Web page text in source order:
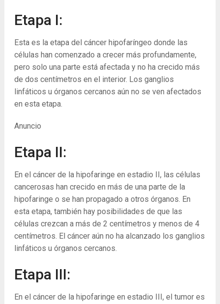
Etapa I:
Esta es la etapa del cáncer hipofaríngeo donde las
células han comenzado a crecer más profundamente,
pero solo una parte está afectada y no ha crecido más
de dos centímetros en el interior. Los ganglios
linfáticos u órganos cercanos aún no se ven afectados
en esta etapa.
Anuncio
Etapa II:
En el cáncer de la hipofaringe en estadio II, las células
cancerosas han crecido en más de una parte de la
hipofaringe o se han propagado a otros órganos. En
esta etapa, también hay posibilidades de que las
células crezcan a más de 2 centímetros y menos de 4
centímetros. El cáncer aún no ha alcanzado los ganglios
linfáticos u órganos cercanos.
Etapa III:
En el cáncer de la hipofaringe en estadio III, el tumor es